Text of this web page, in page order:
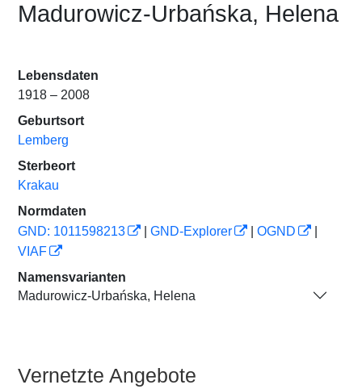
Madurowicz-Urbańska, Helena
Lebensdaten
1918 – 2008
Geburtsort
Lemberg
Sterbeort
Krakau
Normdaten
GND: 1011598213
GND-Explorer OGND
VIAF
Namensvarianten
Madurowicz-Urbańska, Helena
Vernetzte Angebote